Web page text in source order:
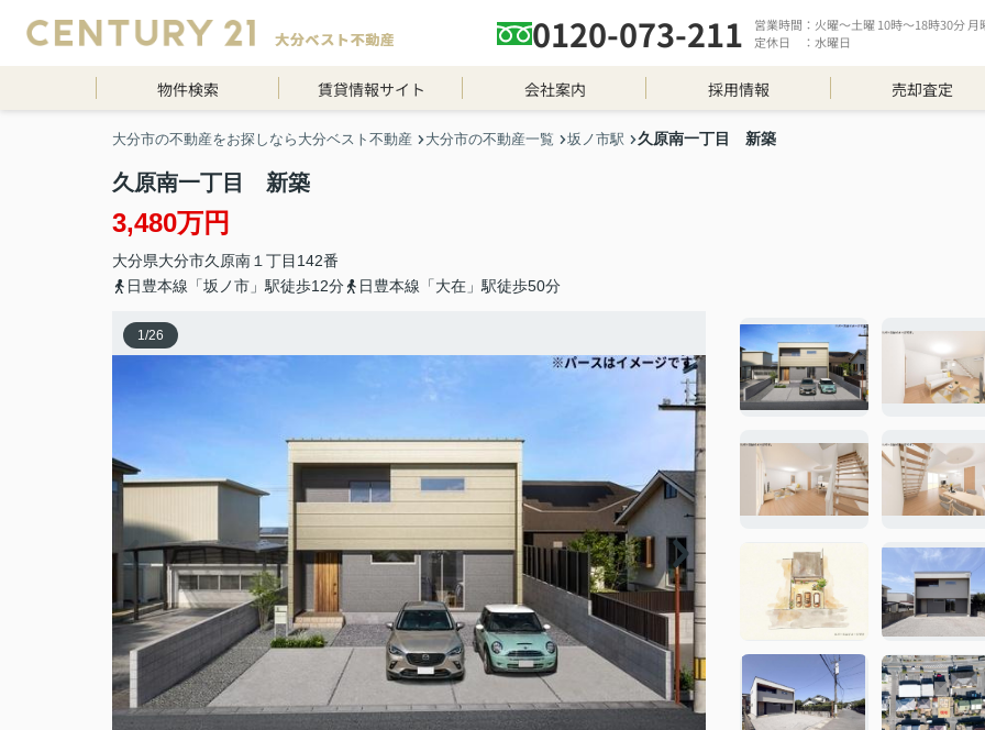
0120-073-211
営業時間：火曜～土曜 10時～18時30分
定休日 ：水曜日
物件検索 賃貸情報サイト 会社案内 採用情報 売却査定
大分市の不動産をお探しなら大分ベスト不動産 大分市の不動産一覧 坂ノ市駅 久原南一丁目 新築
久原南一丁目 新築
3,480万円
大分県大分市久原南 １丁目142番
日豊本線「坂ノ市」駅徒歩12分
日豊本線「大在」駅徒歩50分
1/26